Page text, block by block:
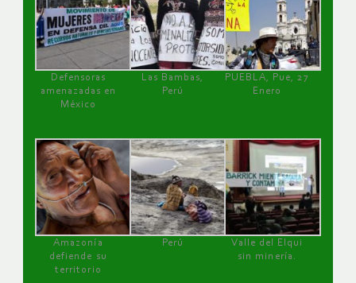
Defensoras
amenazadas en
México
Las Bambas,
Perú
PUEBLA, Pue, 27
Enero
Amazonía
defiende su
territorio
Perú
Valle del Elqui
sin minería.